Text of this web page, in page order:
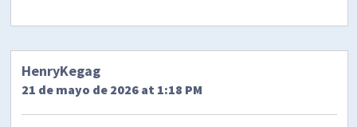
HenryKegag
21 de mayo de 2026 at 1:18 PM